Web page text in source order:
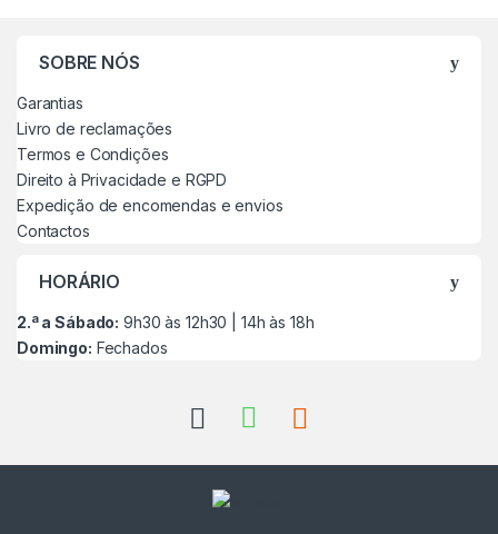
SOBRE NÓS
Garantias
Livro de reclamações
Termos e Condições
Direito à Privacidade e RGPD
Expedição de encomendas e envios
Contactos
HORÁRIO
2.ª a Sábado: 9h30 às 12h30 | 14h às 18h
Domingo: Fechados